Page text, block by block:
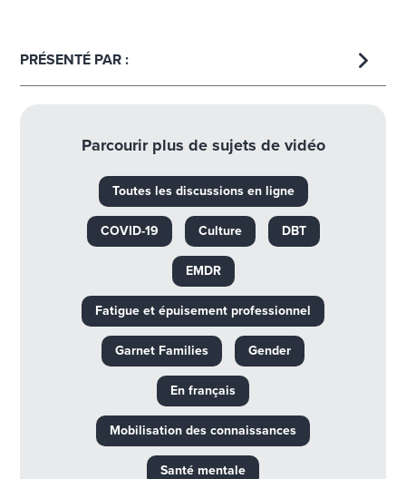
PRÉSENTÉ PAR :
Parcourir plus de sujets de vidéo
Toutes les discussions en ligne
COVID-19 Culture DBT
EMDR
Fatigue et épuisement professionnel
Garnet Families Gender
En français
Mobilisation des connaissances
Santé mentale